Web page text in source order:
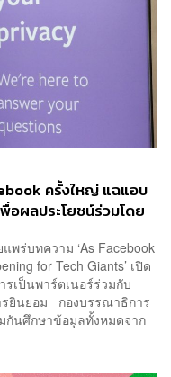
ครั้งใหญ่ แฉแอบ
อผลประโยชน์ร่วมโดย
พร่บทความ ‘As Facebook
for Tech Giants’ เปิด
เป็นพาร์ตเนอร์ร่วมกับ
รยินยอม กองบรรณาธิการ
กันศึกษาข้อมูลทั้งหมดจาก